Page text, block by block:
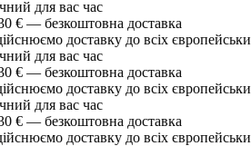
для вас час
€ — безкоштовна доставка
доставку до всіх європейських
для вас час
€ — безкоштовна доставка
доставку до всіх європейських
для вас час
€ — безкоштовна доставка
доставку до всіх європейських